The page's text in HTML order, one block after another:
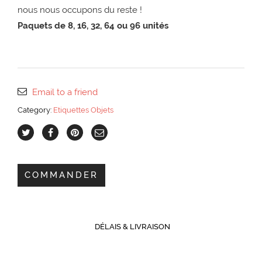
nous nous occupons du reste !
Paquets de 8, 16, 32, 64 ou 96 unités
Email to a friend
Category: Etiquettes Objets
COMMANDER
DÉLAIS & LIVRAISON